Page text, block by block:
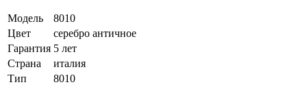
Модель
8010
Цвет
серебро античное
Гарантия 5 лет
Страна
италия
Тип
8010